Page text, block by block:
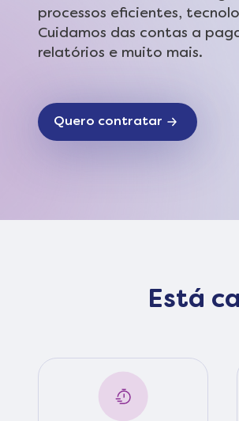
processos eficientes,
Cuidamos das contas a
relatórios e muito mais.
Quero contratar
Está